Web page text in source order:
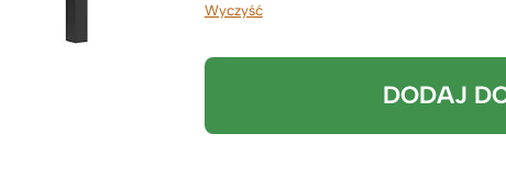
Wyczyść
DODAJ